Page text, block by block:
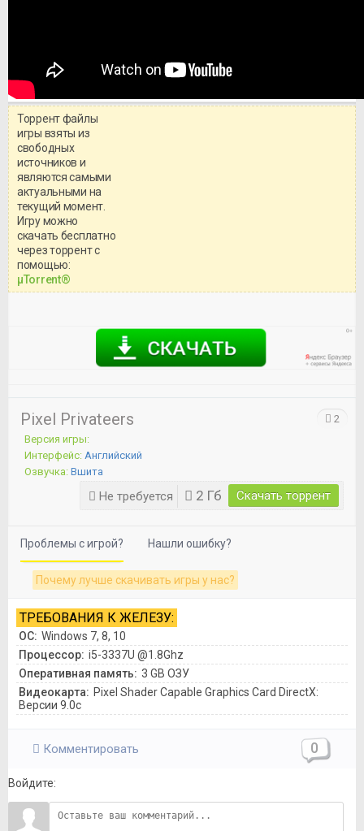
системными требованиями и
Торрент файлы
игры взяты из
свободных
источников и
являются самыми
актуальными на
текущий момент.
Игру можно
скачать бесплатно
через торрент с
помощью:
μTorrent®
Pixel Privateers
Версия игры:
Интерфейс: Английский
Озвучка: Вшита
Не требуется 2 Гб Скачать торрент
2
Проблемы с игрой? Нашли ошибку?
Почему лучше скачивать игры у нас?
ТРЕБОВАНИЯ К ЖЕЛЕЗУ:
ОС: Windows 7, 8, 10
Процессор: i5-3337U @1.8Ghz
Оперативная память: 3 GB ОЗУ
Видеокарта: Pixel Shader Capable Graphics Card DirectX:
Версии 9.0c
Комментировать 0
Войдите: